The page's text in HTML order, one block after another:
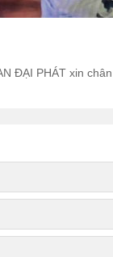
ĐẠI PHÁT xin